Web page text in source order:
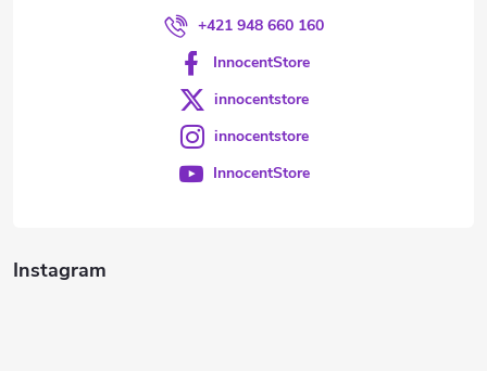
Instagram
+421 948 660 160
InnocentStore
innocentstore
innocentstore
InnocentStore